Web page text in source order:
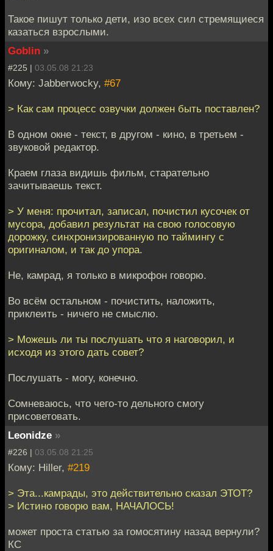
Такое пишут только дети, изо всех сил стремящиеся
казаться взрослыми.
Goblin »
#225 | 03.05.08 21:23
Кому: Jabberwocky, #67
> Как сам процесс озвучки должен быть поставлен?
В одном окне - текст, в другом - кино, в третьем -
звуковой редактор.
Краем глаза видишь фильм, старательно
зачитываешь текст.
> У меня: прочитал, записал, почистил кусочек от
мусора, добавил результат на свою голосовую
дорожку, синхронизированную по таймингу с
оригиналом, и так до упора.
Не, камрад, я только в микрофон говорю.
Во всём остальном - почистить, наложить,
приклеить - ничего не смыслю.
> Можешь ли ты послушать что я наговорил, и
исходя из этого дать совет?
Послушать - могу, конечно.
Сомневаюсь, что чего-то дельного смогу
присоветовать.
Leonidze »
#226 | 03.05.08 21:25
Кому: Hiller, #219
> Эта...камрады, это действительно сказал ЭТОТ?
> Истино говорю вам, НАЧАЛОСЬ!
может проста статью за гомосятину назад вернули?
КС